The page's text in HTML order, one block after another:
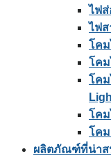
ไฟส่
ไฟส
โคม
โค
โคม
โคม
โคม
ผลิตภัณฑ์ที่น่าส